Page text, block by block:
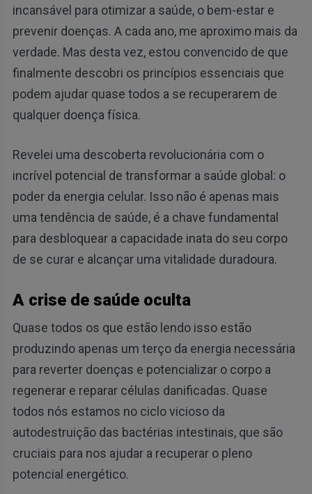
incansável para otimizar a saúde, o bem-estar e
prevenir doenças. A cada ano, me aproximo mais da
verdade. Mas desta vez, estou convencido de que
finalmente descobri os princípios essenciais que
podem ajudar quase todos a se recuperarem de
qualquer doença física.
Revelei uma descoberta revolucionária com o
incrível potencial de transformar a saúde global: o
poder da energia celular. Isso não é apenas mais
uma tendência de saúde, é a chave fundamental
para desbloquear a capacidade inata do seu corpo
de se curar e alcançar uma vitalidade duradoura.
A crise de saúde oculta
Quase todos os que estão lendo isso estão
produzindo apenas um terço da energia necessária
para reverter doenças e potencializar o corpo a
regenerar e reparar células danificadas. Quase
todos nós estamos no ciclo vicioso da
autodestruição das bactérias intestinais, que são
cruciais para nos ajudar a recuperar o pleno
potencial energético.